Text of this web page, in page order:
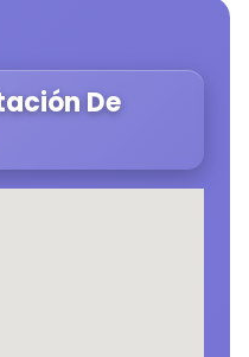
De